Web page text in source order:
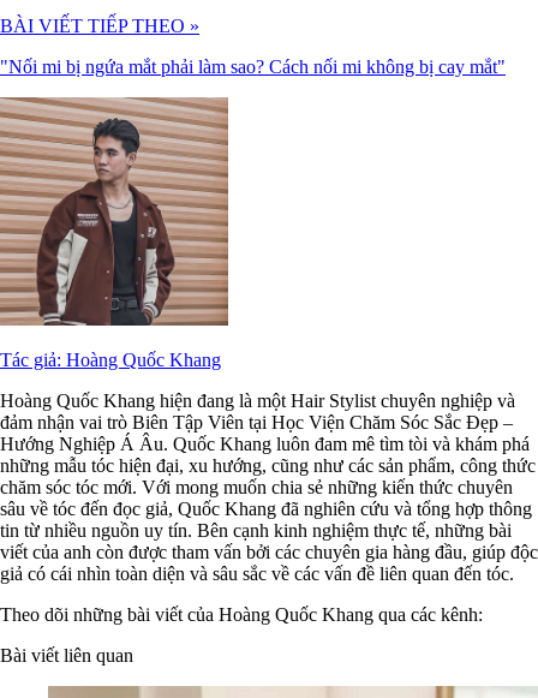
BÀI VIẾT TIẾP THEO »
"Nối mi bị ngứa mắt phải làm sao? Cách nối mi không bị cay mắt"
Tác giả: Hoàng Quốc Khang
Hoàng Quốc Khang hiện đang là một Hair Stylist chuyên nghiệp và
đảm nhận vai trò Biên Tập Viên tại Học Viện Chăm Sóc Sắc Đẹp –
Hướng Nghiệp Á Âu. Quốc Khang luôn đam mê tìm tòi và khám phá
những mẫu tóc hiện đại, xu hướng, cũng như các sản phẩm, công thức
chăm sóc tóc mới. Với mong muốn chia sẻ những kiến thức chuyên
sâu về tóc đến đọc giả, Quốc Khang đã nghiên cứu và tổng hợp thông
tin từ nhiều nguồn uy tín. Bên cạnh kinh nghiệm thực tế, những bài
viết của anh còn được tham vấn bởi các chuyên gia hàng đầu, giúp độc
giả có cái nhìn toàn diện và sâu sắc về các vấn đề liên quan đến tóc.
Theo dõi những bài viết của Hoàng Quốc Khang qua các kênh:
Bài viết liên quan